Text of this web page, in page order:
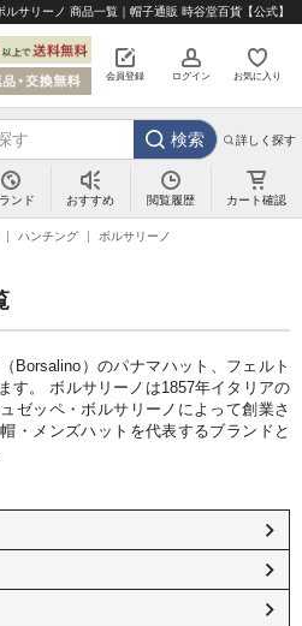
ルサリーノ 商品一覧｜帽子通販 時谷堂百貨【公式】
会員登録 ログイン お気に入り
検索 詳しく探す
ンド おすすめ 閲覧履歴 カート確認
ハンチング ボルサリーノ
Borsalino）のパナマハット、フェルト
す。 ボルサリーノは1857年イタリアの
ゼッペ・ボルサリーノによって創業さ
・メンズハットを代表するブランドと